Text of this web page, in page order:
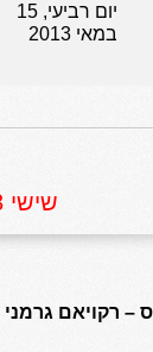
יום רביעי, 15
במאי 2013
שישי 17.5.2013